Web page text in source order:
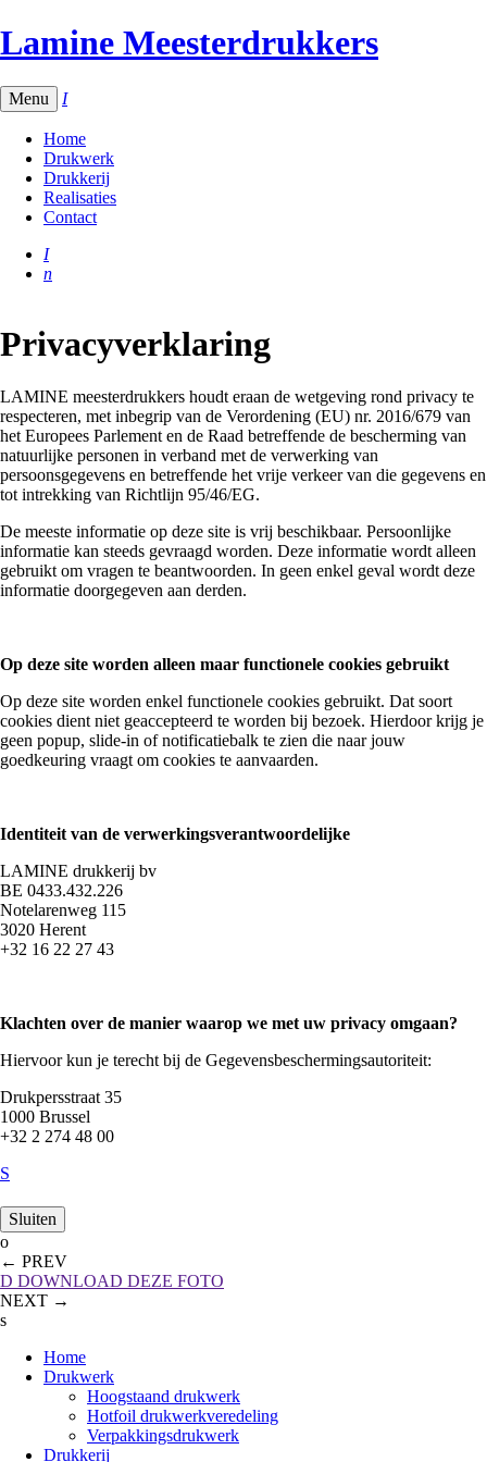
Overslaan
en
de
inhoud
Lamine Meesterdrukkers
Menu I
Home
Drukwerk
Drukkerij
Realisaties
Contact
I
n
Privacyverklaring
LAMINE meesterdrukkers houdt eraan de wetgeving rond privacy te
respecteren, met inbegrip van de Verordening (EU) nr. 2016/679 van
het Europees Parlement en de Raad betreffende de bescherming van
natuurlijke personen in verband met de verwerking van
persoonsgegevens en betreffende het vrije verkeer van die gegevens en
tot intrekking van Richtlijn 95/46/EG.
De meeste informatie op deze site is vrij beschikbaar. Persoonlijke
informatie kan steeds gevraagd worden. Deze informatie wordt alleen
gebruikt om vragen te beantwoorden. In geen enkel geval wordt deze
informatie doorgegeven aan derden.
Op deze site worden alleen maar functionele cookies gebruikt
Op deze site worden enkel functionele cookies gebruikt. Dat soort
cookies dient niet geaccepteerd te worden bij bezoek. Hierdoor krijg je
geen popup, slide-in of notificatiebalk te zien die naar jouw
goedkeuring vraagt om cookies te aanvaarden.
Identiteit van de verwerkingsverantwoordelijke
LAMINE drukkerij bv
BE 0433.432.226
Notelarenweg 115
3020 Herent
+32 16 22 27 43
Klachten over de manier waarop we met uw privacy omgaan?
Hiervoor kun je terecht bij de Gegevensbeschermingsautoriteit:
Drukpersstraat 35
1000 Brussel
+32 2 274 48 00
S
Sluiten
o
← PREV
D DOWNLOAD DEZE FOTO
NEXT →
s
Home
Drukwerk
Hoogstaand drukwerk
Hotfoil drukwerkveredeling
Verpakkingsdrukwerk
Drukkerij